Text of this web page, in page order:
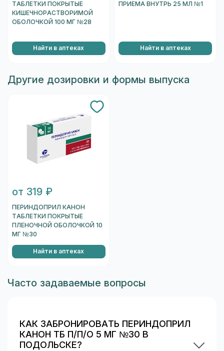
ТАБЛЕТКИ ПОКРЫТЫЕ
КИШЕЧНОРАСТВОРИМОЙ
ОБОЛОЧКОЙ 100 МГ №28
Найти в аптеках
ПРИЕМА ВНУТРЬ 25 МЛ №1
Найти в аптеках
Другие дозировки и формы выпуска
от 319 ₽
ПЕРИНДОПРИЛ КАНОН
ТАБЛЕТКИ ПОКРЫТЫЕ
ПЛЕНОЧНОЙ ОБОЛОЧКОЙ 10
МГ №30
Найти в аптеках
Часто задаваемые вопросы
КАК ЗАБРОНИРОВАТЬ ПЕРИНДОПРИЛ
КАНОН ТБ П/П/О 5 МГ №30 В
ПОДОЛЬСКЕ?